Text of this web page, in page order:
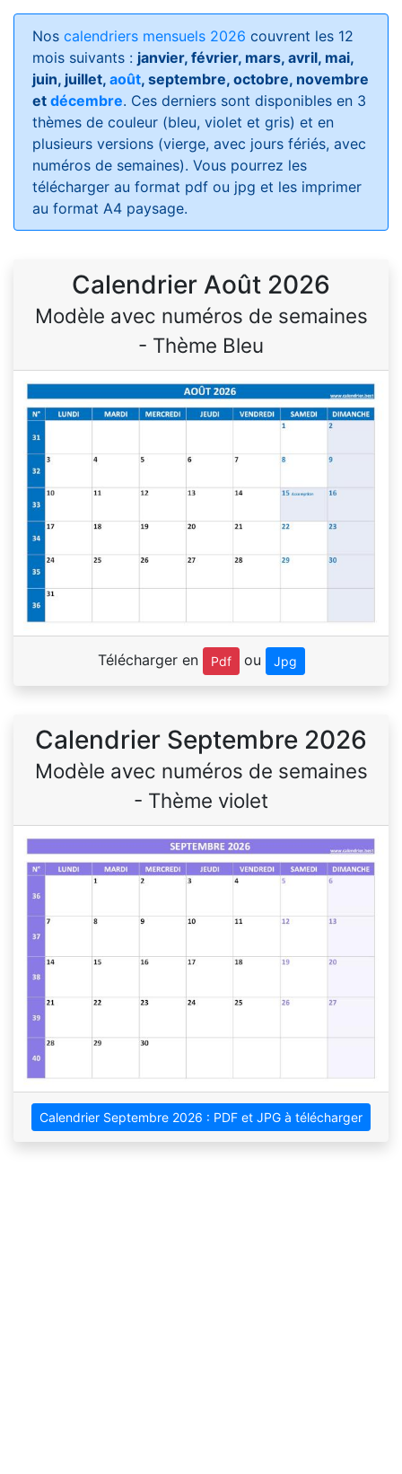
Nos calendriers mensuels 2026 couvrent les 12
mois suivants : janvier, février, mars, avril, mai,
juin, juillet, août, septembre, octobre, novembre
et décembre. Ces derniers sont disponibles en 3
thèmes de couleur (bleu, violet et gris) et en
plusieurs versions (vierge, avec jours fériés, avec
numéros de semaines). Vous pourrez les
télécharger au format pdf ou jpg et les imprimer
au format A4 paysage.
Calendrier Août 2026
Modèle avec numéros de semaines
- Thème Bleu
Télécharger en Pdf ou Jpg
Calendrier Septembre 2026
Modèle avec numéros de semaines
- Thème violet
Calendrier Septembre 2026 : PDF et JPG à télécharger